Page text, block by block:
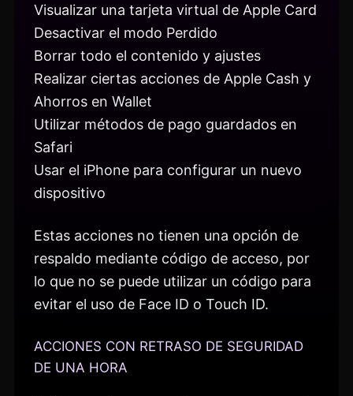
Visualizar una tarjeta virtual de Apple Card
Desactivar el modo Perdido
Borrar todo el contenido y ajustes
Realizar ciertas acciones de Apple Cash y
Ahorros en Wallet
Utilizar métodos de pago guardados en
Safari
Usar el iPhone para configurar un nuevo
dispositivo
Estas acciones no tienen una opción de
respaldo mediante código de acceso, por
lo que no se puede utilizar un código para
evitar el uso de Face ID o Touch ID.
ACCIONES CON RETRASO DE SEGURIDAD
DE UNA HORA